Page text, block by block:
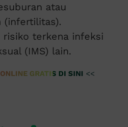
atau
(infertilitas).
risiko terkena infeksi
(IMS) lain.
GRATIS DI SINI <<